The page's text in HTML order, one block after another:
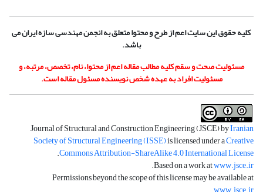
کلیه حقوق این سایت اعم از طرح و محتوا متعلق به انجمن مهندسی سازه ایران می
باشد.
مسئولیت صحت و سقم کلیه مطالب مقاله اعم از محتوا، نام، تخصص، مرتبه، و
مسئولیت افراد به عهده شخص نویسنده مسئول مقاله است.
Journal of Structural and Construction Engineering (JSCE) byIranian
Society of Structural Engineering (ISSE)is licensed under aCreative
Commons Attribution-ShareAlike 4.0 International License
.
Based on a work atwww.jsce.ir
.
Permissions beyond the scope of this license may be available at